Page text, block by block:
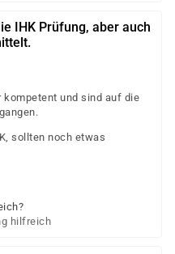
IHK Prüfung, aber auch
kompetent und sind auf die
sollten noch etwas
hilfreich